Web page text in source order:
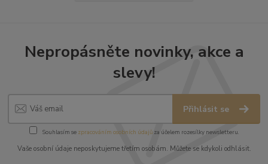
Nepropásněte novinky, akce a
slevy!
Přihlásit se
Souhlasím se zpracováním osobních údajůza účelem rozesílky newsletteru.
Vaše osobní údaje neposkytujeme třetím osobám. Můžete se kdykoli odhlásit.